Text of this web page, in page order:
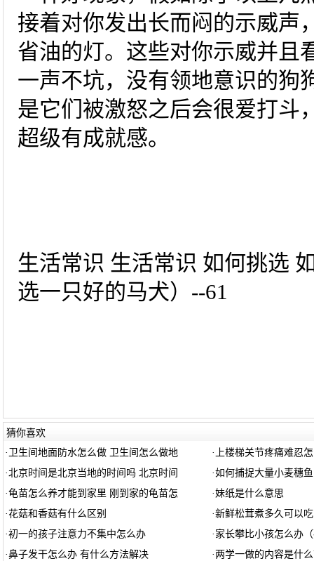
接着对你发出长而闷的示威声
省油的灯。这些对你示威并且
一声不坑，没有领地意识的狗
是它们被激怒之后会很爱打斗
超级有成就感。
生活常识 生活常识 如何挑选
选一只好的马犬）--61
猜你喜欢
· 卫生间地面防水怎么做 卫生间怎么做地 · 上楼梯关节疼痛难忍
·北京时间是北京当地的时间吗 北京时间 ·如何捕捉大量小麦穗
·龟苗怎么养才能到家里 刚到家的龟苗怎 ·妹纸是什么意思
·花菇和香菇有什么区别 ·新鲜松茸煮多久可以吃
·初一的孩子注意力不集中怎么办 · 家长攀比小孩怎么办
·鼻子发干怎么办 有什么方法解决 · 两学一做的内容是什